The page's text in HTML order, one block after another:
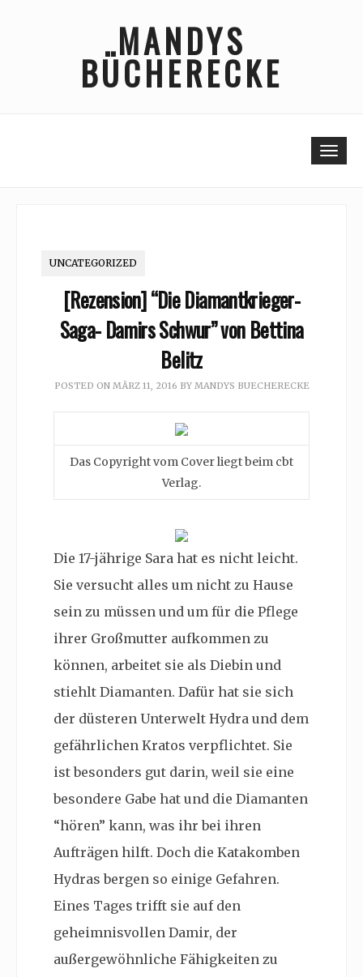
MANDYS
BÜCHERECKE
UNCATEGORIZED
[Rezension] “Die Diamantkrieger-
Saga- Damirs Schwur” von Bettina
Belitz
POSTED ON MÄRZ 11, 2016 BY MANDYS BUECHERECKE
Das Copyright vom Cover liegt beim cbt
Verlag.
Die 17-jährige Sara hat es nicht leicht.
Sie versucht alles um nicht zu Hause
sein zu müssen und um für die Pflege
ihrer Großmutter aufkommen zu
können, arbeitet sie als Diebin und
stiehlt Diamanten. Dafür hat sie sich
der düsteren Unterwelt Hydra und dem
gefährlichen Kratos verpflichtet. Sie
ist besonders gut darin, weil sie eine
besondere Gabe hat und die Diamanten
“hören” kann, was ihr bei ihren
Aufträgen hilft. Doch die Katakomben
Hydras bergen so einige Gefahren.
Eines Tages trifft sie auf den
geheimnisvollen Damir, der
außergewöhnliche Fähigkeiten zu